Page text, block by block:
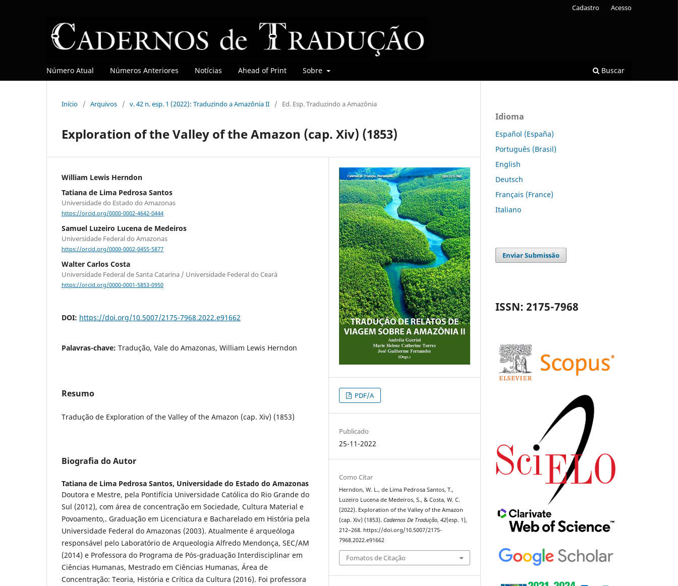
Número Atual Números Anteriores Notícias Ahead of Print Sobre Buscar
Cadastro Acesso
Início / Arquivos / v. 42 n. esp. 1 (2022): Traduzindo a Amazônia II / Ed. Esp. Traduzindo a Amazônia
Exploration of the Valley of the Amazon (cap. Xiv) (1853)
William Lewis Herndon
Tatiana de Lima Pedrosa Santos
Universidade do Estado do Amazonas
https://orcid.org/0000-0002-4642-0444
Samuel Luzeiro Lucena de Medeiros
Universidade Federal do Amazonas
https://orcid.org/0000-0002-0455-5877
Walter Carlos Costa
Universidade Federal de Santa Catarina / Universidade Federal do Ceará
https://orcid.org/0000-0001-5853-0950
DOI: https://doi.org/10.5007/2175-7968.2022.e91662
Palavras-chave: Tradução, Vale do Amazonas, William Lewis Herndon
Resumo
Tradução de Exploration of the Valley of the Amazon (cap. Xiv) (1853)
Biografia do Autor
Tatiana de Lima Pedrosa Santos, Universidade do Estado do Amazonas
Doutora e Mestre, pela Pontifícia Universidade Católica do Rio Grande do
Sul (2012), com área de concentração em Sociedade, Cultura Material e
Povoamento,. Graduação em Licenciatura e Bacharelado em História pela
Universidade Federal do Amazonas (2003). Atualmente é arqueóloga
responsável pelo Laboratório de Arqueologia Alfredo Mendonça, SEC/AM
(2014) e Professora do Programa de Pós-graduação Interdisciplinar em
Ciências Humanas, Mestrado em Ciências Humanas, Área de
Concentração: Teoria, História e Crítica da Cultura (2016). Foi professora
PDF/A
Publicado
25-11-2022
Como Citar
Herndon, W. L., de Lima Pedrosa Santos, T.,
Luzeiro Lucena de Medeiros, S., & Costa, W. C.
(2022). Exploration of the Valley of the Amazon
(cap. Xiv) (1853).Cadernos De Tradução,42(esp. 1),
212–268. https://doi.org/10.5007/2175-
7968.2022.e91662
Fomatos de Citação
Idioma
Español (España)
Português (Brasil)
English
Deutsch
Français (France)
Italiano
Enviar Submissão
ISSN: 2175-7968